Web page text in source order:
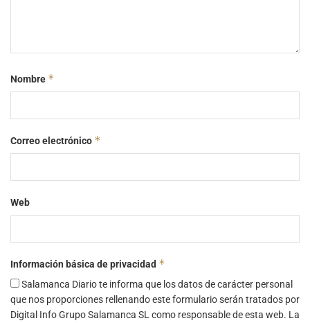
Nombre *
Correo electrónico *
Web
Información básica de privacidad *
Salamanca Diario te informa que los datos de carácter personal
que nos proporciones rellenando este formulario serán tratados por
Digital Info Grupo Salamanca SL como responsable de esta web. La